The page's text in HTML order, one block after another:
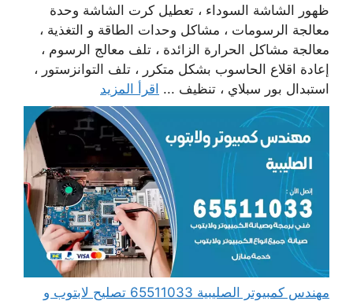
ظهور الشاشة السوداء ، تعطيل كرت الشاشة وحدة
معالجة الرسومات ، مشاكل وحدات الطاقة و التغذية ،
معالجة مشاكل الحرارة الزائدة ، تلف معالج الرسوم ،
إعادة اقلاع الحاسوب بشكل متكرر ، تلف التوانزستور ،
استبدال بور سبلاي ، تنظيف ... اقرأ المزيد
مهندس كمبيوتر الصليبية 65511033 تصليح لابتوب و